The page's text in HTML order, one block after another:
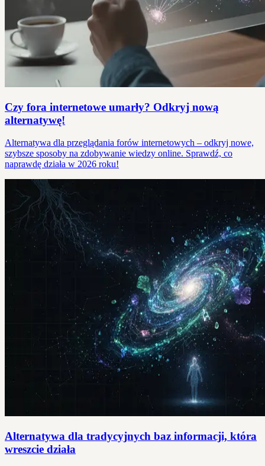
Czy fora internetowe umarły? Odkryj nową
alternatywę!
Alternatywa dla przeglądania forów internetowych – odkryj nowe,
szybsze sposoby na zdobywanie wiedzy online. Sprawdź, co
naprawdę działa w 2026 roku!
Alternatywa dla tradycyjnych baz informacji, która
wreszcie działa